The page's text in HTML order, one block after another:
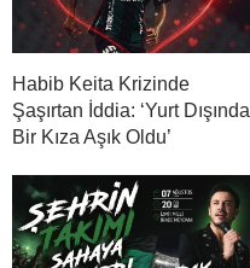
Habib Keita Krizinde
Şaşırtan İddia: ‘Yurt Dışında
Bir Kıza Aşık Oldu’